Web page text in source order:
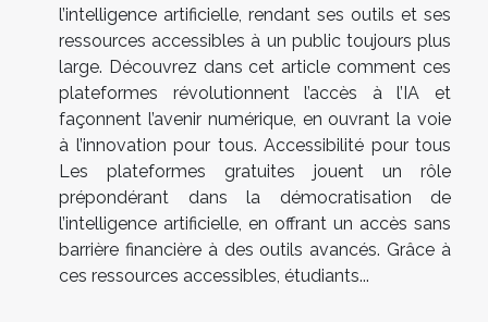
l’intelligence artificielle, rendant ses outils et ses
ressources accessibles à un public toujours plus
large. Découvrez dans cet article comment ces
plateformes révolutionnent l’accès à l’IA et
façonnent l’avenir numérique, en ouvrant la voie
à l’innovation pour tous. Accessibilité pour tous
Les plateformes gratuites jouent un rôle
prépondérant dans la démocratisation de
l’intelligence artificielle, en offrant un accès sans
barrière financière à des outils avancés. Grâce à
ces ressources accessibles, étudiants...